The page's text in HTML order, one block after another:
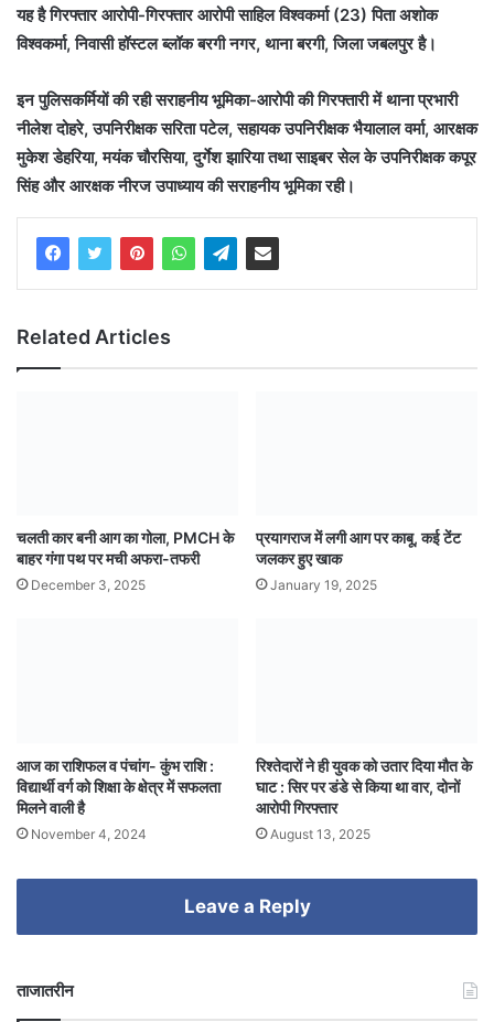
यह है गिरफ्तार आरोपी-गिरफ्तार आरोपी साहिल विश्वकर्मा (23) पिता अशोक
विश्वकर्मा, निवासी हॉस्टल ब्लॉक बरगी नगर, थाना बरगी, जिला जबलपुर है।
इन पुलिसकर्मियों की रही सराहनीय भूमिका-आरोपी की गिरफ्तारी में थाना प्रभारी
नीलेश दोहरे, उपनिरीक्षक सरिता पटेल, सहायक उपनिरीक्षक भैयालाल वर्मा, आरक्षक
मुकेश डेहरिया, मयंक चौरसिया, दुर्गेश झारिया तथा साइबर सेल के उपनिरीक्षक कपूर
सिंह और आरक्षक नीरज उपाध्याय की सराहनीय भूमिका रही।
Related Articles
चलती कार बनी आग का गोला, PMCH के
बाहर गंगा पथ पर मची अफरा-तफरी
December 3, 2025
प्रयागराज में लगी आग पर काबू, कई टेंट
जलकर हुए खाक
January 19, 2025
आज का राशिफल व पंचांग- कुंभ राशि :
विद्यार्थी वर्ग को शिक्षा के क्षेत्र में सफलता
मिलने वाली है
November 4, 2024
रिश्तेदारों ने ही युवक को उतार दिया मौत के
घाट : सिर पर डंडे से किया था वार, दोनों
आरोपी गिरफ्तार
August 13, 2025
Leave a Reply
ताजातरीन